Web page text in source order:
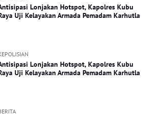
Lonjakan Hotspot, Kapolres Kubu
Uji Kelayakan Armada Pemadam Karhutla
Lonjakan Hotspot, Kapolres Kubu
Uji Kelayakan Armada Pemadam Karhutla